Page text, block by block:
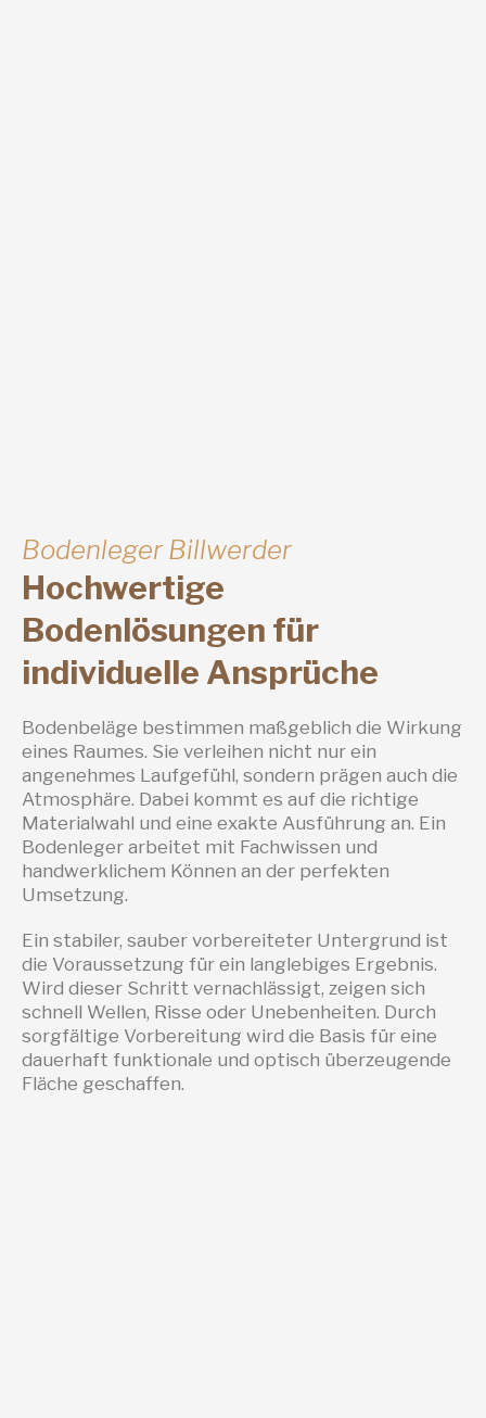
Bodenleger Billwerder
Hochwertige
Bodenlösungen für
individuelle Ansprüche
Bodenbeläge bestimmen maßgeblich die Wirkung
eines Raumes. Sie verleihen nicht nur ein
angenehmes Laufgefühl, sondern prägen auch die
Atmosphäre. Dabei kommt es auf die richtige
Materialwahl und eine exakte Ausführung an. Ein
Bodenleger arbeitet mit Fachwissen und
handwerklichem Können an der perfekten
Umsetzung.
Ein stabiler, sauber vorbereiteter Untergrund ist
die Voraussetzung für ein langlebiges Ergebnis.
Wird dieser Schritt vernachlässigt, zeigen sich
schnell Wellen, Risse oder Unebenheiten. Durch
sorgfältige Vorbereitung wird die Basis für eine
dauerhaft funktionale und optisch überzeugende
Fläche geschaffen.